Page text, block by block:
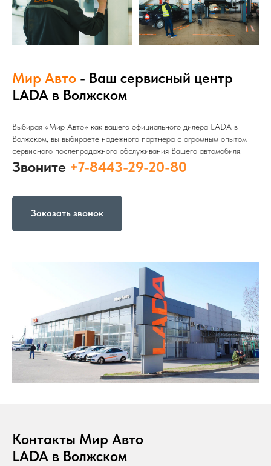
Мир Авто - Ваш сервисный центр
LADA в Волжском
Выбирая «Мир Авто» как вашего официального дилера LADA в
Волжском, вы выбираете надежного партнера с огромным опытом
сервисного послепродажного обслуживания Вашего автомобиля.
Звоните +7-8443-29-20-80
Заказать звонок
Контакты Мир Авто
LADA в Волжском